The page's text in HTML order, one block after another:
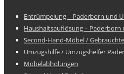
Entrümpelung – Paderborn und
Haushaltsauflösung – Paderborn
Second-Hand-Möbel /
Umzugshilfe / Umzugshelfer
Möbelabholungen